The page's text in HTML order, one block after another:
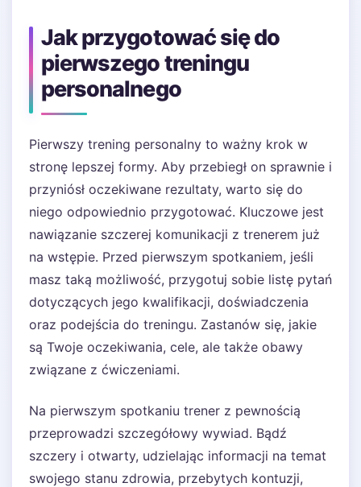
Jak przygotować się do
pierwszego treningu
personalnego
Pierwszy trening personalny to ważny krok w
stronę lepszej formy. Aby przebiegł on sprawnie i
przyniósł oczekiwane rezultaty, warto się do
niego odpowiednio przygotować. Kluczowe jest
nawiązanie szczerej komunikacji z trenerem już
na wstępie. Przed pierwszym spotkaniem, jeśli
masz taką możliwość, przygotuj sobie listę pytań
dotyczących jego kwalifikacji, doświadczenia
oraz podejścia do treningu. Zastanów się, jakie
są Twoje oczekiwania, cele, ale także obawy
związane z ćwiczeniami.
Na pierwszym spotkaniu trener z pewnością
przeprowadzi szczegółowy wywiad. Bądź
szczery i otwarty, udzielając informacji na temat
swojego stanu zdrowia, przebytych kontuzji,